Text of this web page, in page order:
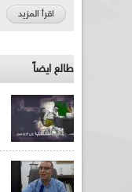
اقرأ المزيد
طالع ايضاً